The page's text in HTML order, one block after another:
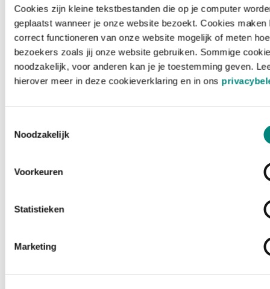
Cookies zijn kleine tekstbestanden die op je computer
geplaatst wanneer je onze website bezoekt. Cookies maken
correct functioneren van onze website mogelijk of meten hoe
bezoekers zoals jij onze website gebruiken. Sommige
noodzakelijk, voor anderen kan je je toestemming geven.
hierover meer in deze cookieverklaring en in ons
Noodzakelijk
Voorkeuren
Statistieken
Marketing